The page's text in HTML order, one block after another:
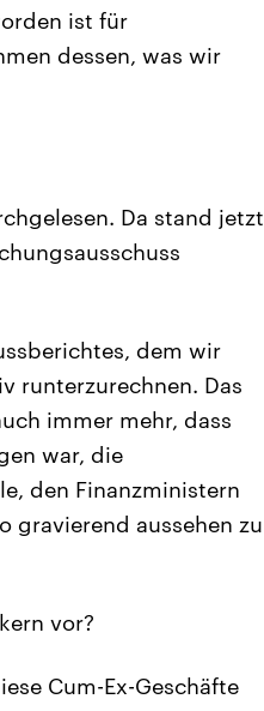
ist für
dessen, was wir
Da stand jetzt
dem wir
runterzurechnen. Das
immer mehr, dass
war, die
den Finanzministern
gravierend aussehen zu
vor?
Cum-Ex-Geschäfte